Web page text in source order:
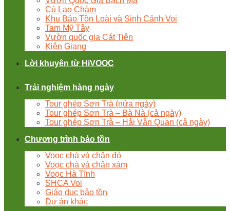
Cù Lao Chàm
Khu Bảo Tồn Loài và Sinh Cảnh Voi
Tam Mỹ Tây
Vườn quốc gia Cát Tiên
Kiên Giang
Lời khuyên từ HiVOOC
Trải nghiệm hàng ngày
Tour ghép Sơn Trà (nửa ngày)
Tour ghép Sơn Trà – Bà Nà (cả ngày)
Tour ghép Sơn Trà – Hải Vân Quan (cả ngày)
Chương trình bảo tồn
Voọc chà vá chân đỏ
Voọc chà vá chân xám
Voọc Hà Tĩnh
SHCA Voi
Giáo dục bảo tồn
Dự án khác